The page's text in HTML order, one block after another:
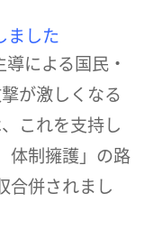
ました
による国民・
が激しくなる
これを支持し
体制擁護」の路
合併されまし